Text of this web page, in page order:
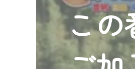
この
2024/09/02
動画配信
【変更点】
◆デザイ